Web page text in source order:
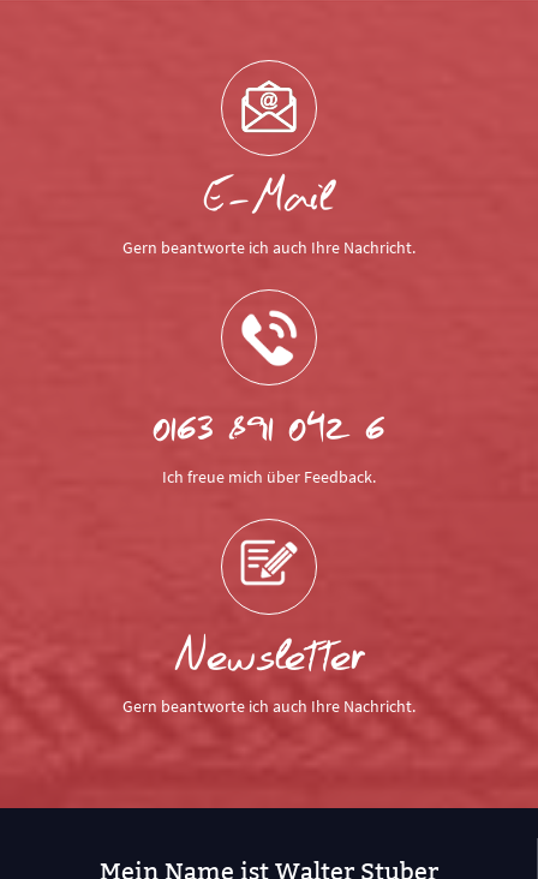
E-Mail
Gern beantworte ich auch Ihre Nachricht.
0163 891 042 6
Ich freue mich über Feedback.
Newsletter
Gern beantworte ich auch Ihre Nachricht.
Mein Name ist Walter Stuber